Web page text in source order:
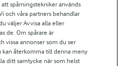
spårningstekniker används
och våra partners behandlar
väljer Avvisa alla eller
de. Om spårare är
vissa annonser som du ser
kan återkomma till denna meny
ditt samtycke när som helst